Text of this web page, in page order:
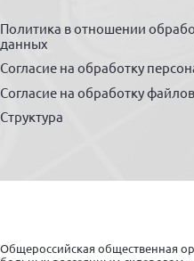
Политика в отношении
данных
Согласие на обработку
Согласие на обработку
Структура
Общероссийская общественная